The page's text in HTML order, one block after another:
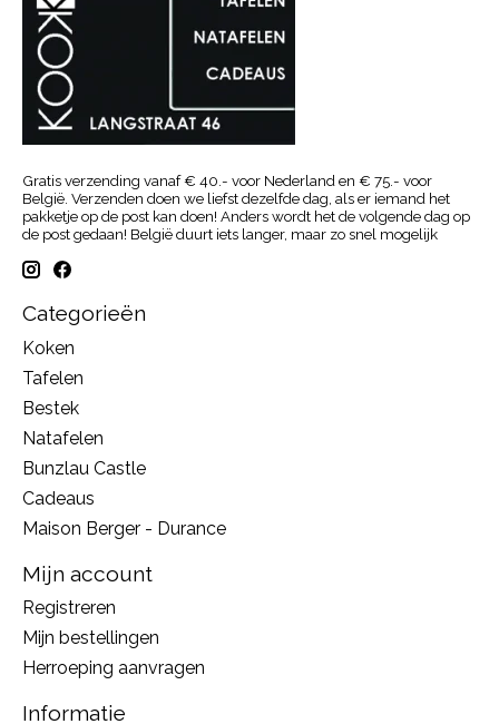
Gratis verzending vanaf € 40.- voor Nederland en € 75.- voor
België. Verzenden doen we liefst dezelfde dag, als er iemand het
pakketje op de post kan doen! Anders wordt het de volgende dag op
de post gedaan! België duurt iets langer, maar zo snel mogelijk
Categorieën
Koken
Tafelen
Bestek
Natafelen
Bunzlau Castle
Cadeaus
Maison Berger - Durance
Mijn account
Registreren
Mijn bestellingen
Herroeping aanvragen
Informatie